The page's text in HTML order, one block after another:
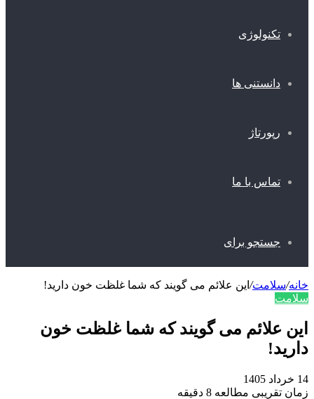
تکنولوژی
دانستنی ها
رپورتاژ
تماس با ما
جستجو برای
خانه/سلامت/ این علائم می گویند که شما غلظت خون دارید!
سلامت
این علائم می گویند که شما غلظت خون
دارید!
14 خرداد 1405
زمان تقریبی مطالعه 8 دقیقه